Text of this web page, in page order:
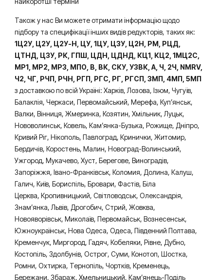
Також у нас Ви можете отримати інформацію щодо
підбору та специфікації інших видів редукторів, таких як:
1Ц2У, Ц2У, Ц2У-Н, ЦУ, 1ЦУ, Ц3У, Ц2Н, РМ, РЦД,
ЦТНД, ЦЗУ, РК, ГПШ, ЦДН, ЦДНД, КЦ1, КЦ2, 1МЦ2С,
МР1, МР2, МР3, МПО, В, ВК, СКУ, УЗВК, А, Ч, 2Ч, NMRV,
Ч2, ЧГ, РЧП, РЧН, РГП, РГС, РГ, РГСП, 3МП, 4МП, 5МП
з доставкою по всій Україні: Харків, Лозова, Ізюм, Чугуїв,
Балаклія, Черкаси, Первомайський, Мерефа, Куп’янськ,
Валки, Вінниця, Жмеринка, Козятин, Хмільник, Луцьк,
Нововолинськ, Ковель, Кам’янка-Бузька, Рожище, Дніпро,
Кривий Ріг, Нікополь, Павлоград, Кринички, Житомир,
Бердичів, Коростень, Малин, Новоград-Волинський,
Ужгород, Мукачево, Хуст, Берегове, Виноградів,
Запоріжжя, Івано-Франківськ, Коломия, Долина, Калуш,
Галич, Київ, Бориспіль, Бровари, Фастів, Біла
Церква, Кропивницький, Світловодськ, Олександрія,
Знам’янка, Львів, Дрогобич, Стрий, Жовква,
Новояворівськ, Миколаїв, Первомайськ, Вознесенськ,
Южноукраїнськ, Нова Одеса, Одеса, Південний Полтава,
Кременчук, Миргород, Гадяч, Кобеляки, Рівне, Дубно,
Костопіль, Здолбунів, Острог, Суми, Конотоп, Шостка,
Ромни, Охтирка, Тернопіль, Чортків, Кременець,
Бережани, Збараж, Хмельницький, Кам’янець-Поділь